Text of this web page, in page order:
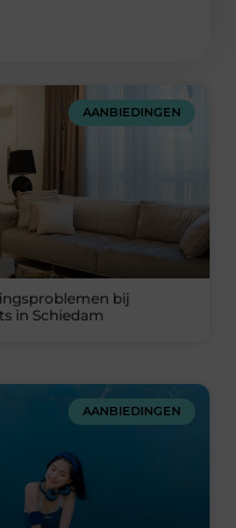
AANBIEDINGEN
bij
in Schiedam
AANBIEDINGEN